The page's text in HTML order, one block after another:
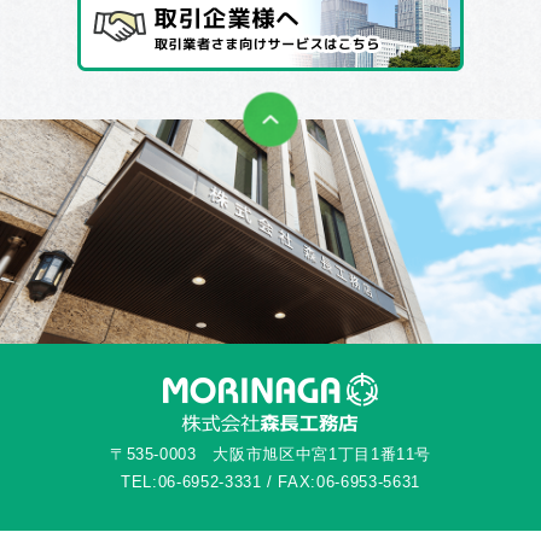
〒535-0003 大阪市旭区中宮1丁目1番11号
TEL:06-6952-3331 / FAX:06-6953-5631